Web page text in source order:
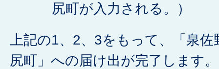
尻町が入力される。）
上記の1、2、3をもって、「泉
尻町」への届け出が完了します。